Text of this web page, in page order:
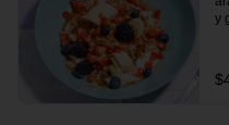
y